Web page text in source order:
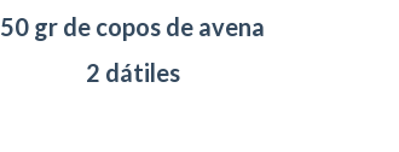
50 gr de copos de avena
2 dátiles